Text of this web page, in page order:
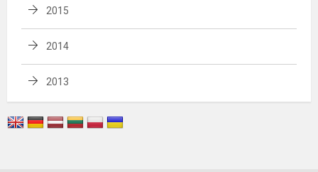
2015
2014
2013